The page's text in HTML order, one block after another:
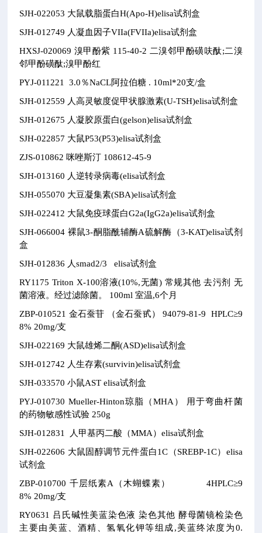
SJH-022053 大鼠载脂蛋白H(Apo-H)elisa试剂盒
SJH-012749 人凝血因子VIIa(FVIIa)elisa试剂盒
HXSJ-020069 溴甲酚紫 115-40-2 二溴邻甲酚磺呋酞;二溴
邻甲酚磺酞;溴甲酚红
PYJ-011221
3.0％NaCL阿拉伯糖 . 10ml*20支/盒
SJH-012559 人高灵敏度促甲状腺激素(U-TSH)elisa试剂盒
SJH-012675 人凝胶原蛋白(gelson)elisa试剂盒
SJH-022857 大鼠P53(P53)elisa试剂盒
ZJS-010862 咪唑斯汀 108612-45-9
SJH-013160 人逆转录病毒(elisa试剂盒
SJH-055070 大豆凝集素(SBA)elisa试剂盒
SJH-022412 大鼠免疫球蛋白G2a(IgG2a)elisa试剂盒
SJH-066004 裸鼠3-酮脂酰辅酶A硫解酶（3-KAT)elisa试剂
盒
SJH-012836 人smad2/3 elisa试剂盒
RY1175 Triton X-100溶液(10%,无菌) 常规其他 去污剂 无
菌溶液。经过滤除菌。
100ml 室温,6个月
ZBP-010521 金石蚕苷 （金石蚕甙） 94079-81-9
HPLC≥9
8% 20mg/支
SJH-022169 大鼠雄烯二酮(ASD)elisa试剂盒
SJH-012742 人生存素(survivin)elisa试剂盒
SJH-033570 小鼠AST elisa试剂盒
PYJ-010730 Mueller-Hinton琼脂（MHA）
用于弯曲杆菌
的药物敏感性试验 250g
SJH-012831
人甲基丙二酸（MMA）elisa试剂盒
SJH-022606 大鼠固醇调节元件蛋白1C（SREBP-1C）elisa
试剂盒
ZBP-010700 千层纸素A（木蝴蝶素） 4HPLC≥9
8% 20mg/支
RY0631
吕氏碱性美蓝染色液 染色其他 酵母菌镜检染色
主要由美蓝、酒精、氢氧化钾等组成,美蓝终浓度为0.